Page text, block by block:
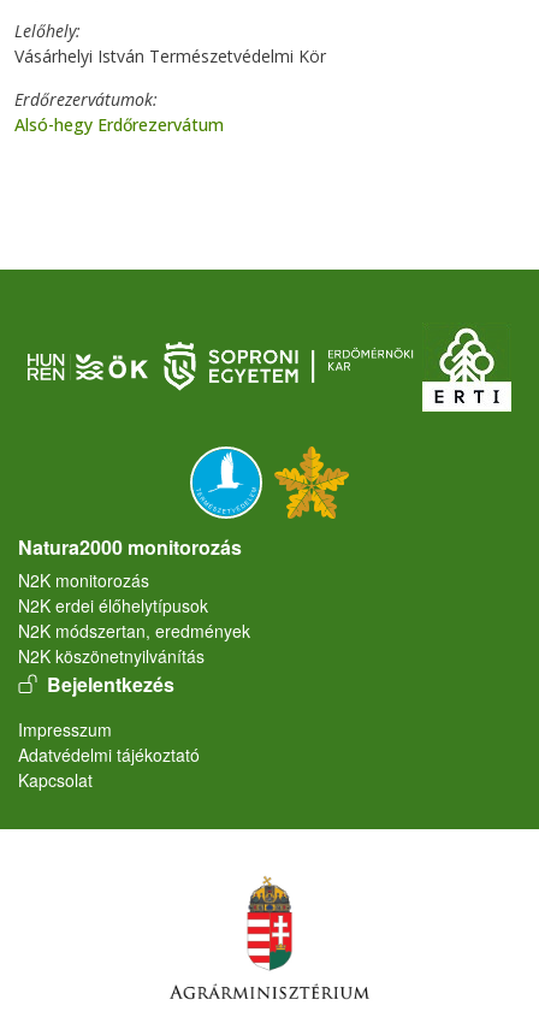
Lelőhely
Vásárhelyi István Természetvédelmi Kör
Erdőrezervátumok
Alsó-hegy Erdőrezervátum
Natura2000 monitorozás
N2K monitorozás
N2K erdei élőhelytípusok
N2K módszertan, eredmények
N2K köszönetnyilvánítás
User account menu
Bejelentkezés
Lábléc
Impresszum
Adatvédelmi tájékoztató
Kapcsolat